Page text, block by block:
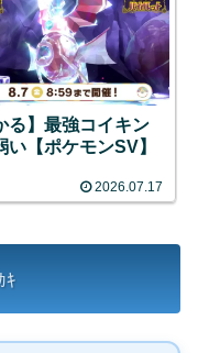
る】最強コイキン
い【ポケモンSV】
2026.07.17
ｷ